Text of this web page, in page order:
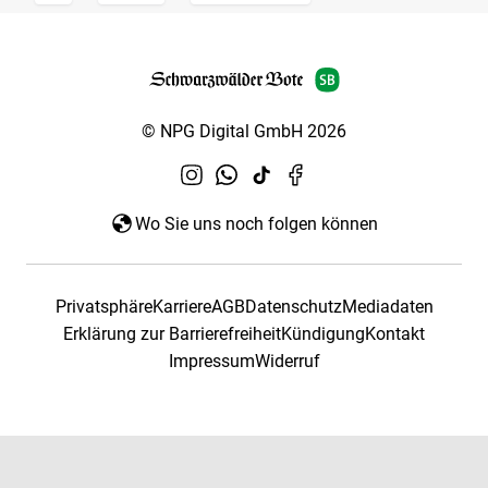
© NPG Digital GmbH 2026
Wo Sie uns noch folgen können
PrivatsphäreKarriereAGBDatenschutzMediadaten
Erklärung zur BarrierefreiheitKündigungKontakt
ImpressumWiderruf